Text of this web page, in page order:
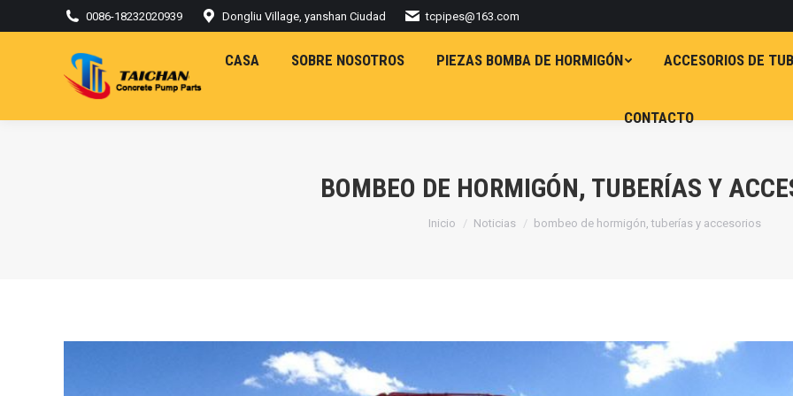
0086-18232020939 Dongliu Village, yanshan Ciudad tcpipes@163.com
CASA SOBRE NOSOTROS PIEZAS BOMBA DE HORMIGÓN ACCESORIOS DE
CONTACTO
BOMBEO DE HORMIGÓN, TUBERÍAS Y
Estás aquí:
Inicio Noticias bombeo de hormigón, tuberías y accesorios